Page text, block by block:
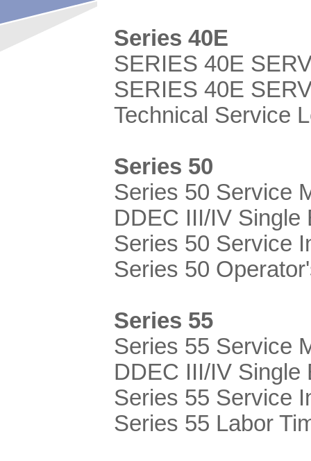
Series 40E
SERIES 40E
SERIES 40E
Technical Service
Series 50
Series 50 Service
DDEC III/IV Single
Series 50 Service
Series 50
Series 55
Series 55 Service
DDEC III/IV Single
Series 55 Service
Series 55 Labor